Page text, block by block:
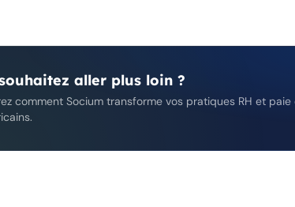
aller plus loin ?
comment Socium transforme vos pratiques RH et paie